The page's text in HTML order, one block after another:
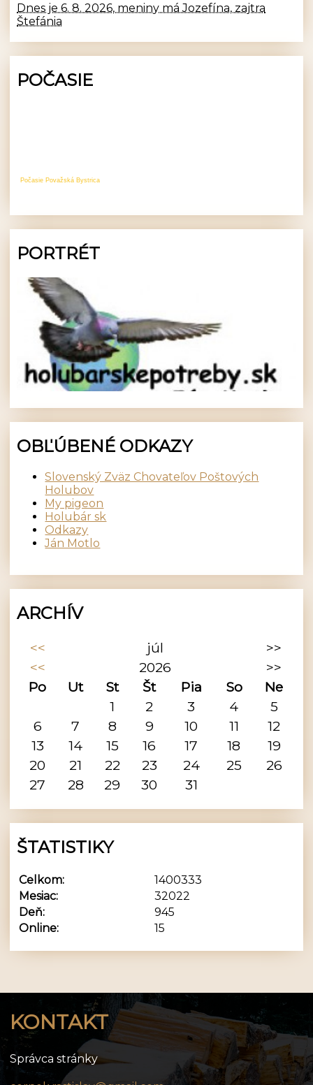
Dnes je 6. 8. 2026, meniny má Jozefína, zajtra
Štefánia
POČASIE
Počasie Považská Bystrica
PORTRÉT
OBĽÚBENÉ ODKAZY
Slovenský Zväz Chovateľov Poštových
Holubov
My pigeon
Holubár sk
Odkazy
Ján Motlo
ARCHÍV
<< júl
>>
<<
2026
>>
Po
Ut St Št Pia So
Ne
1
2 3 4
5
6
7 8 9 10 11
12
13
14 15 16 17 18
19
20
21 22 23 24 25
26
27
28 29 30 31
ŠTATISTIKY
Online: 15
Celkom:
1400333
Mesiac:
32022
Deň:
945
KONTAKT
Správca stránky